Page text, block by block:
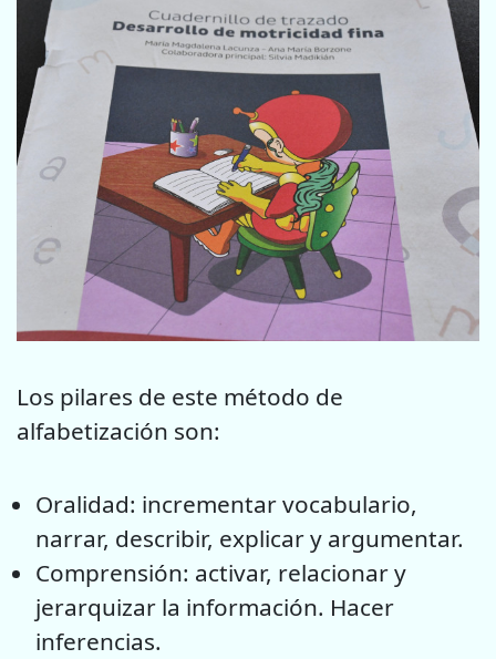
Los pilares de este método de
alfabetización son:
Oralidad: incrementar vocabulario,
narrar, describir, explicar y argumentar.
Comprensión: activar, relacionar y
jerarquizar la información. Hacer
inferencias.